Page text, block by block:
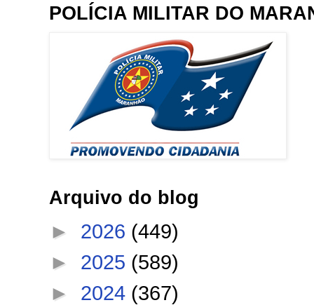
POLÍCIA MILITAR DO
Arquivo do blog
► 2026 (449)
► 2025 (589)
► 2024 (367)